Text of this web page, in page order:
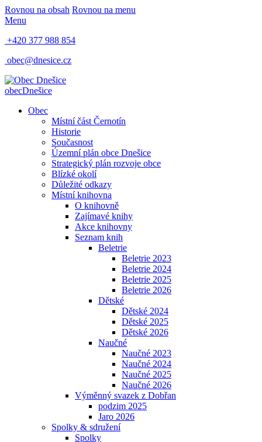
Rovnou na obsah Rovnou na menu
Menu
+420 377 988 854
obec@dnesice.cz
obecDnešice
Obec
Místní část Černotín
Historie
Současnost
Územní plán obce Dnešice
Strategický plán rozvoje obce
Blízké okolí
Důležité odkazy
Místní knihovna
O knihovně
Zajímavé knihy
Akce knihovny
Seznam knih
Beletrie
Beletrie 2023
Beletrie 2024
Beletrie 2025
Beletrie 2026
Dětské
Dětské 2024
Dětské 2025
Dětské 2026
Naučné
Naučné 2023
Naučné 2024
Naučné 2025
Naučné 2026
Výměnný svazek z Dobřan
podzim 2025
Jaro 2026
Spolky & sdružení
Spolky